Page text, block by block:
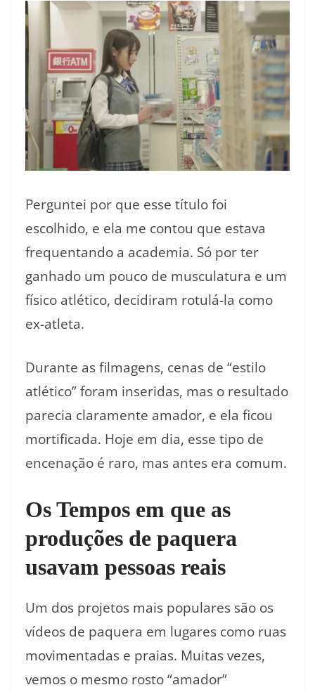
Perguntei por que esse título foi
escolhido, e ela me contou que estava
frequentando a academia. Só por ter
ganhado um pouco de musculatura e um
físico atlético, decidiram rotulá-la como
ex-atleta.
Durante as filmagens, cenas de “estilo
atlético” foram inseridas, mas o resultado
parecia claramente amador, e ela ficou
mortificada. Hoje em dia, esse tipo de
encenação é raro, mas antes era comum.
Os Tempos em que as
produções de paquera
usavam pessoas reais
Um dos projetos mais populares são os
vídeos de paquera em lugares como ruas
movimentadas e praias. Muitas vezes,
vemos o mesmo rosto “amador”